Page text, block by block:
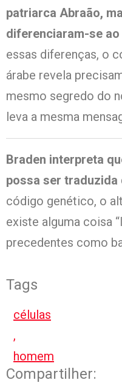
patriarca Abraão,
diferenciaram-se
essas diferenças, o
árabe revela
mesmo segredo do
leva a mesma
Braden interpreta
possa ser traduzida
código genético, o
existe alguma coisa
precedentes como
Tags
células
,
homem
Compartilher: